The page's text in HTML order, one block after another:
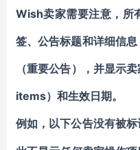
Wish卖家需要注意，所
签、公告标题和详细信
（重要公告），并显示
items）和生效日期。
例如，以下公告没有被